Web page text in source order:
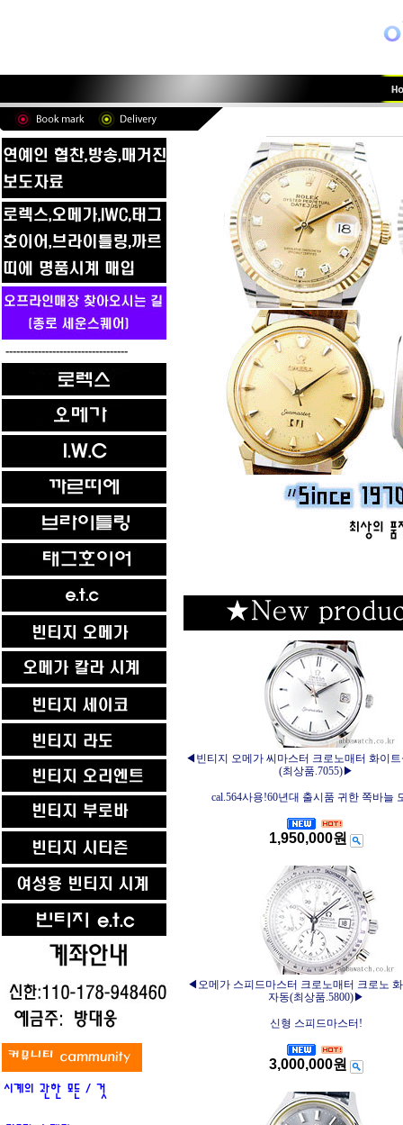
----------------------------------
◀빈티지 오메가 씨마스터 크로노매터 화이
(최상품.7055)▶
cal.564사용!60년대 출시품 귀한 쪽바늘
1,950,000원
◀오메가 스피드마스터 크로노매터 크로노
자동(최상품.5800)▶
신형 스피드마스터!
3,000,000원